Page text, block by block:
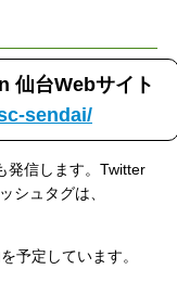
仙台Webサイト
sendai/
発信します。Twitter
シュタグは、
予定しています。